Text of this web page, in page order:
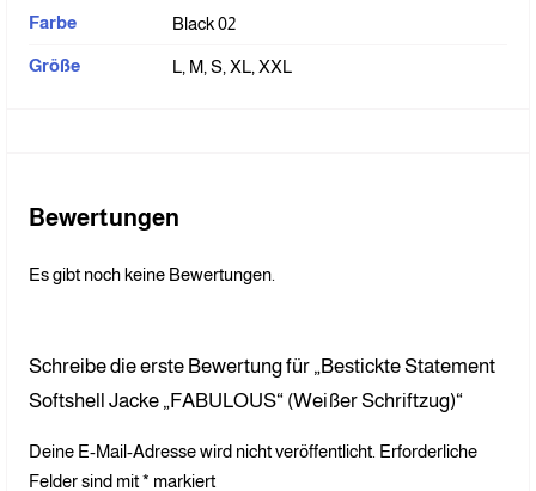
Farbe Black 02
Größe L, M, S, XL, XXL
Bewertungen
Es gibt noch keine Bewertungen.
Schreibe die erste Bewertung für „Bestickte Statement
Softshell Jacke „FABULOUS“ (Weißer Schriftzug)“
Deine E-Mail-Adresse wird nicht veröffentlicht. Erforderliche
Felder sind mit* markiert